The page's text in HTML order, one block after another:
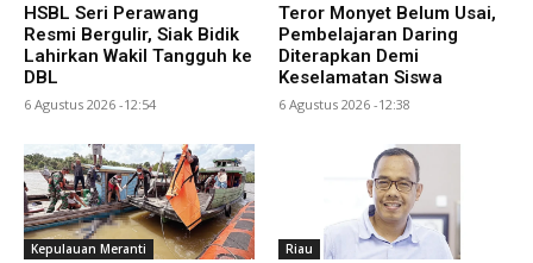
HSBL Seri Perawang
Resmi Bergulir, Siak Bidik
Lahirkan Wakil Tangguh ke
DBL
6 Agustus 2026 -12:54
Teror Monyet Belum Usai,
Pembelajaran Daring
Diterapkan Demi
Keselamatan Siswa
6 Agustus 2026 -12:38
Kepulauan Meranti Riau